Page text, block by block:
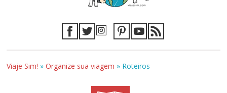
Viaje Sim! »Organize sua viagem » Roteiros